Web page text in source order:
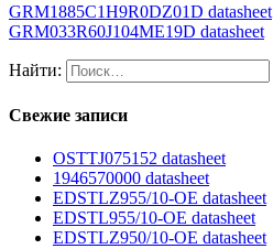
GRM1885C1H9R0DZ01D datasheet
GRM033R60J104ME19D datasheet
Найти:
Свежие записи
OSTTJ075152 datasheet
1946570000 datasheet
EDSTLZ955/10-OE datasheet
EDSTL955/10-OE datasheet
EDSTLZ950/10-OE datasheet